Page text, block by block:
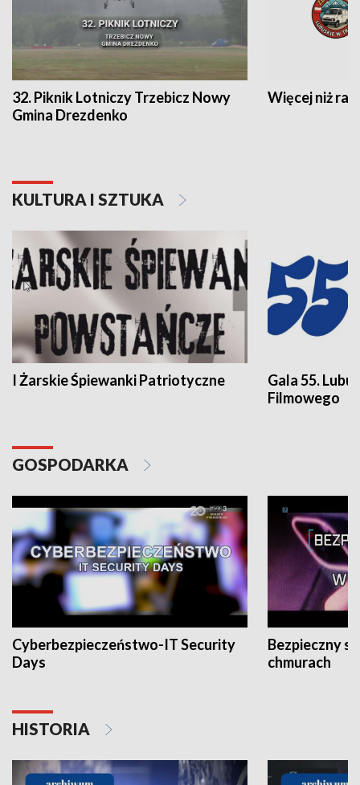
32. Piknik Lotniczy Trzebicz Nowy
Gmina Drezdenko
Więcej niż rajd
KULTURA I SZTUKA
I Żarskie Śpiewanki Patriotyczne
Gala 55.
Filmowego
GOSPODARKA
Cyberbezpieczeństwo-IT Security
Days
Bezpieczny
chmurach
HISTORIA